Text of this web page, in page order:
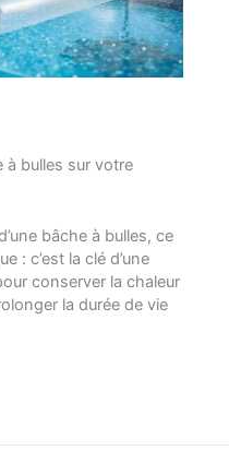
à bulles sur votre
bâche à bulles, ce
: c’est la clé d’une
conserver la chaleur
la durée de vie